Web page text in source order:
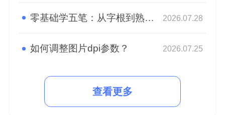
零基础学五笔：从字根到熟练，高效打字入门指南 2026.07.28
如何调整图片dpi参数？ 2026.07.25
查看更多